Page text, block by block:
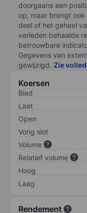
doorgaans een
op, maar brengt ook
deel of het geheel
verleden behaalde
betrouwbare
Gegevens van
gewijzigd. Zie
Koersen
Bied
Laat
Open
Vorig slot
Volume
Relatief volume
Hoog
Laag
Rendement